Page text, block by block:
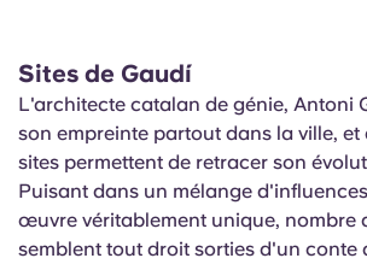
Sites de Gaudí
L'architecte catalan de génie, Antoni
son empreinte partout dans la ville, et
sites permettent de retracer son
Puisant dans un mélange
œuvre véritablement unique, nombre
semblent tout droit sorties d'un conte